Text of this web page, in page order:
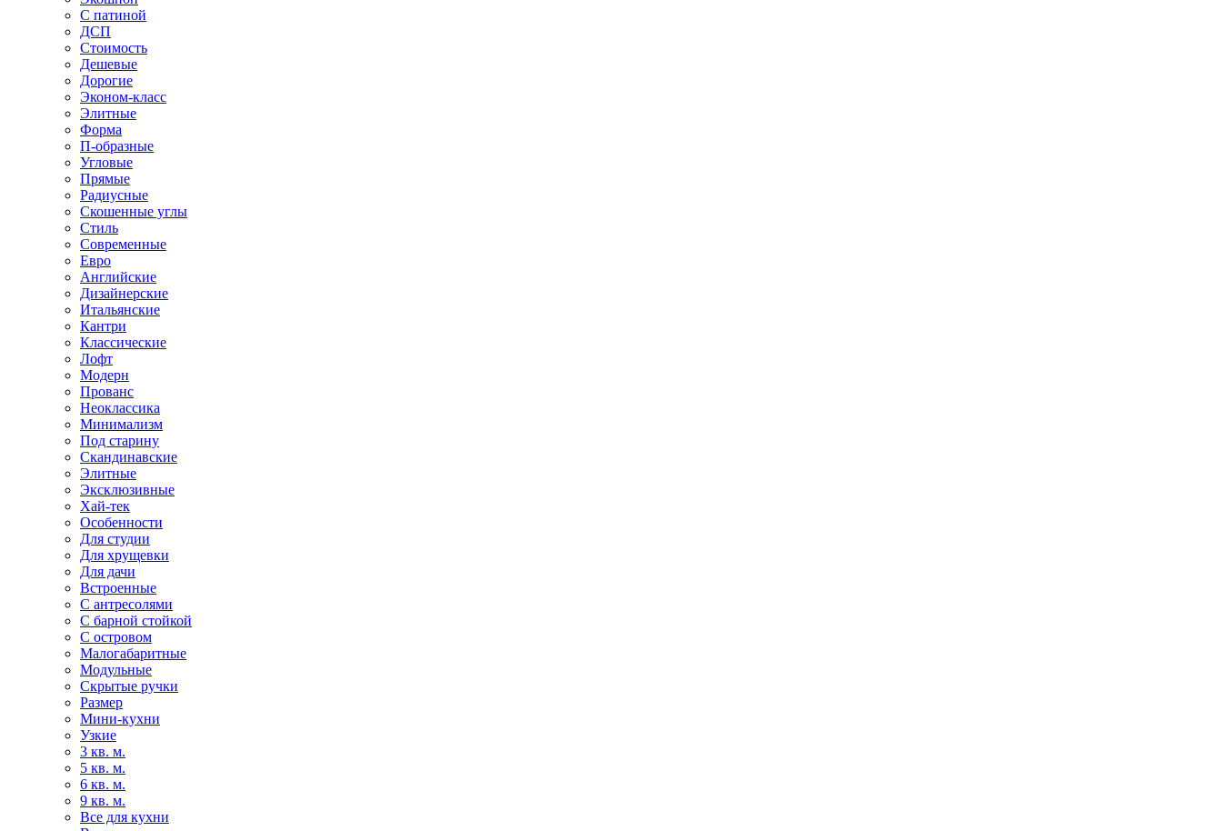
С патиной
ДСП
Стоимость
Дешевые
Дорогие
Эконом-класс
Элитные
Форма
П-образные
Угловые
Прямые
Радиусные
Скошенные углы
Стиль
Современные
Евро
Английские
Дизайнерские
Итальянские
Кантри
Классические
Лофт
Модерн
Прованс
Неоклассика
Минимализм
Под старину
Скандинавские
Элитные
Эксклюзивные
Хай-тек
Особенности
Для студии
Для хрущевки
Для дачи
Встроенные
С антресолями
С барной стойкой
С островом
Малогабаритные
Модульные
Скрытые ручки
Размер
Мини-кухни
Узкие
3 кв. м.
5 кв. м.
6 кв. м.
9 кв. м.
Все для кухни